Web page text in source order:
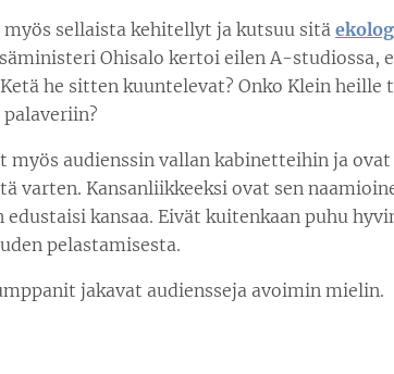
sellaista kehitellyt ja kutsuu sitä
Ohisalo kertoi eilen A-studiossa,
he sitten kuuntelevat? Onko Klein heille
myös audienssin vallan kabinetteihin ja
varten. Kansanliikkeeksi ovat sen
kansaa. Eivät kuitenkaan puhu
pelastamisesta.
jakavat audiensseja avoimin mielin.